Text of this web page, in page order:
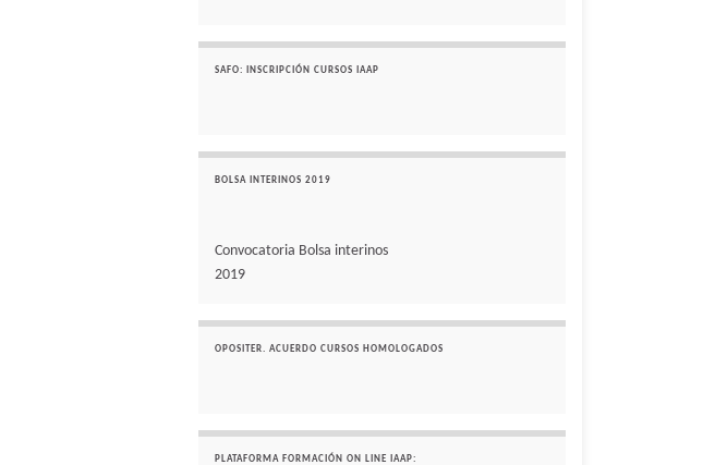
SAFO: INSCRIPCIÓN CURSOS IAAP
BOLSA INTERINOS 2019
Convocatoria Bolsa interinos
2019
OPOSITER. ACUERDO CURSOS HOMOLOGADOS
PLATAFORMA FORMACIÓN ON LINE IAAP: